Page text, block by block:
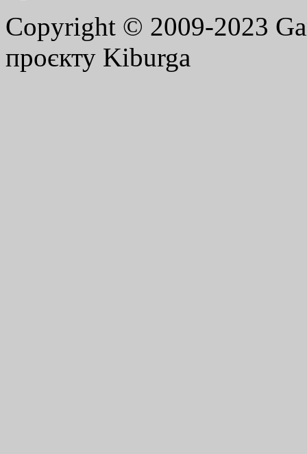
Copyright © 2009-2023
проєкту Kiburga